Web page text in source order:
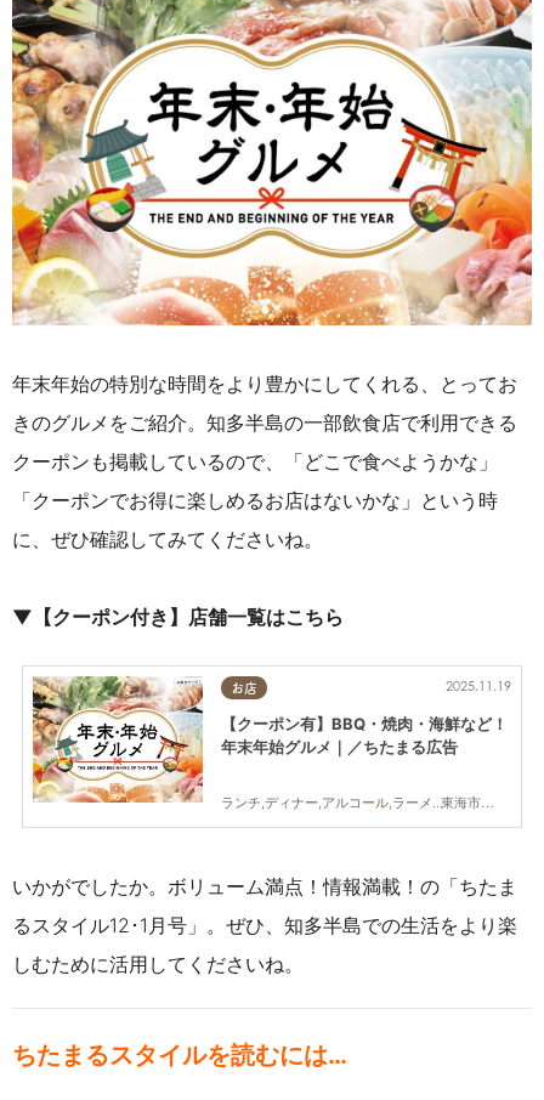
年末年始の特別な時間をより豊かにしてくれる、とってお
きのグルメをご紹介。知多半島の一部飲食店で利用できる
クーポンも掲載しているので、
「どこで食べようかな」
「クーポンでお得に楽しめるお店はないかな」という時
に、ぜひ確認してみてくださいね。
▼【クーポン付き】店舗一覧はこちら
お店
東海市,大府市,知多市,美浜町,南知多町
2025.11.19
【クーポン有】BBQ・焼肉・海鮮など！
年末年始グルメ｜／ちたまる広告
ランチ,ディナー,アルコール,ラーメン,カフェ,キッチンカー,専門店,ちたまるスタイル掲載店,まとめ記事,ちたまる広告,クーポン
いかがでしたか。ボリューム満点！情報満載！の「ちたま
るスタイル12･1月号」。ぜひ、知多半島での生活をより楽
しむために活用してくださいね。
ちたまるスタイルを読むには…